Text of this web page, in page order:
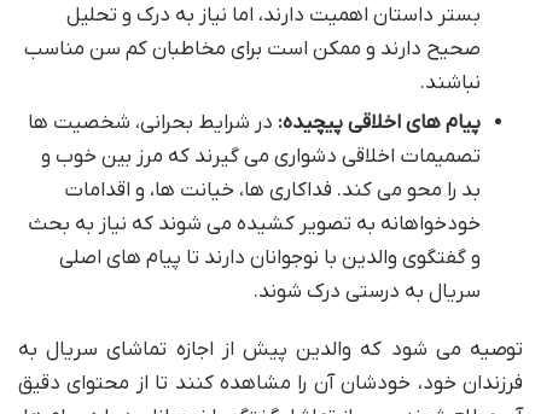
بستر داستان اهمیت دارند، اما نیاز به درک و تحلیل
صحیح دارند و ممکن است برای مخاطبان کم سن مناسب
نباشند.
پیام های اخلاقی پیچیده: در شرایط بحرانی، شخصیت ها
تصمیمات اخلاقی دشواری می گیرند که مرز بین خوب و
بد را محو می کند. فداکاری ها، خیانت ها، و اقدامات
خودخواهانه به تصویر کشیده می شوند که نیاز به بحث
و گفتگوی والدین با نوجوانان دارند تا پیام های اصلی
سریال به درستی درک شوند.
توصیه می شود که والدین پیش از اجازه تماشای سریال به
فرزندان خود، خودشان آن را مشاهده کنند تا از محتوای دقیق